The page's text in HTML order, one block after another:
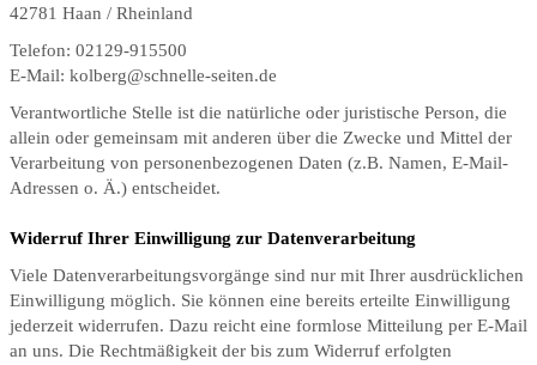
42781 Haan / Rheinland
Telefon: 02129-915500
E-Mail: kolberg@schnelle-seiten.de
Verantwortliche Stelle ist die natürliche oder juristische Person, die
allein oder gemeinsam mit anderen über die Zwecke und Mittel der
Verarbeitung von personenbezogenen Daten (z.B. Namen, E-Mail-
Adressen o. Ä.) entscheidet.
Widerruf Ihrer Einwilligung zur Datenverarbeitung
Viele Datenverarbeitungsvorgänge sind nur mit Ihrer ausdrücklichen
Einwilligung möglich. Sie können eine bereits erteilte Einwilligung
jederzeit widerrufen. Dazu reicht eine formlose Mitteilung per E-Mail
an uns. Die Rechtmäßigkeit der bis zum Widerruf erfolgten